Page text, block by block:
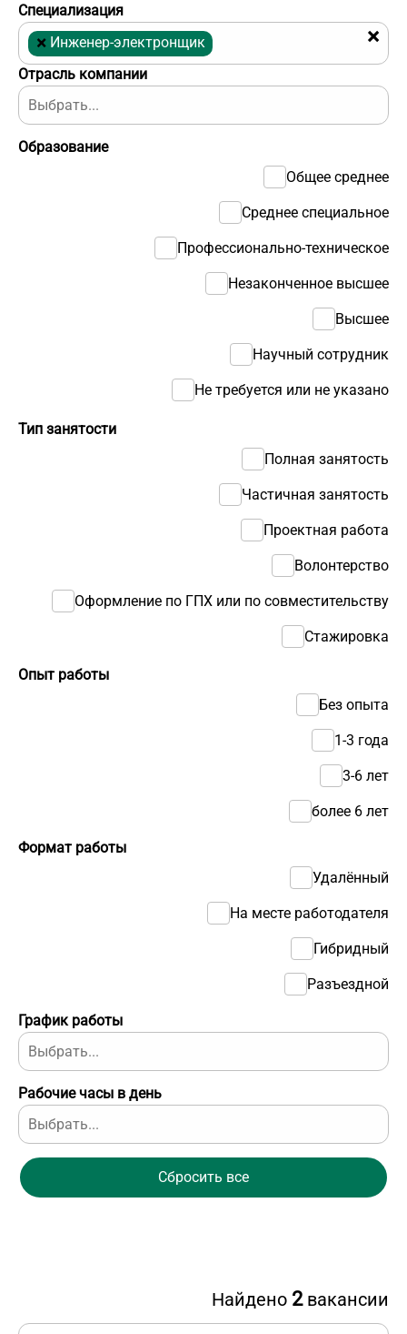
Отрасль компании
Тип занятости
Полная занятость
Частичная занятость
Проектная работа
Волонтерство
Оформление по ГПХ или по совместительству
Стажировка
Образование
Общее среднее
Среднее специальное
Профессионально-техническое
Незаконченное высшее
Высшее
Научный сотрудник
Не требуется или не указано
Опыт работы
Без опыта
1-3 года
3-6 лет
более 6 лет
График работы
Рабочие часы в день
Формат работы
Удалённый
На месте работодателя
Гибридный
Разъездной
Сбросить все
Специализация
×
× Инженер-электронщик
Найдено 2вакансии